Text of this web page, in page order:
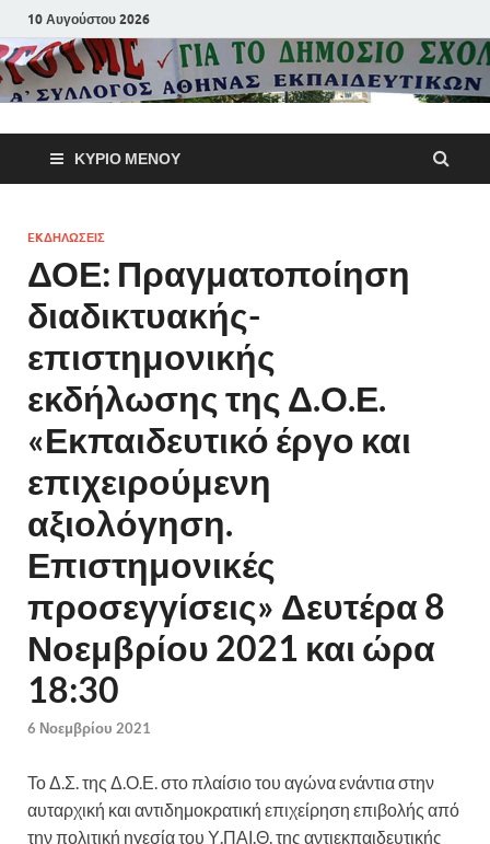
10 Αυγούστου 2026
Α΄
Αθηνών
Π.Ε.
ΚΎΡΙΟ ΜΕΝΟΎ
EKΔΗΛΩΣΕΙΣ
ΔΟΕ: Πραγματοποίηση
διαδικτυακής-
επιστημονικής
εκδήλωσης της Δ.Ο.Ε.
«Εκπαιδευτικό έργο και
επιχειρούμενη
αξιολόγηση.
Επιστημονικές
προσεγγίσεις» Δευτέρα 8
Νοεμβρίου 2021 και ώρα
18:30
6 Νοεμβρίου 2021
Το Δ.Σ. της Δ.Ο.Ε. στο πλαίσιο του αγώνα ενάντια στην
αυταρχική και αντιδημοκρατική επιχείρηση επιβολής από
την πολιτική ηγεσία του Υ.ΠΑΙ.Θ. της αντιεκπαιδευτικής